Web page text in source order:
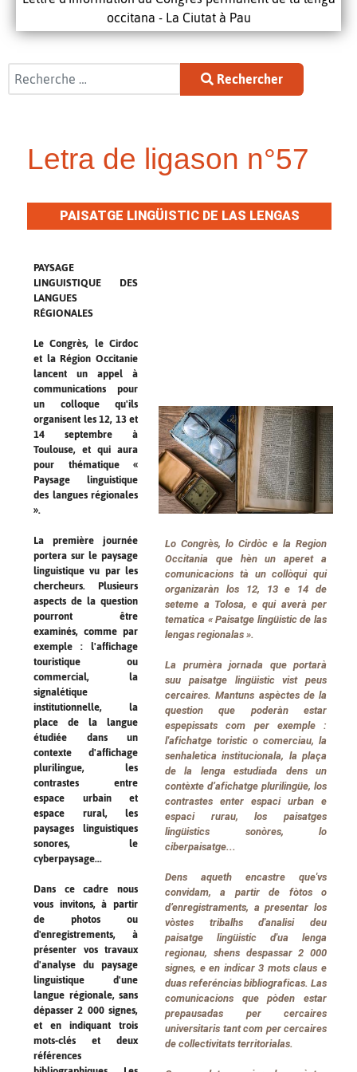
occitana - La Ciutat à Pau
Rechercher
Rechercher
Letra de ligason n°57
PAISATGE LINGÜISTIC DE LAS LENGAS
PAYSAGE
LINGUISTIQUE DES
LANGUES
RÉGIONALES
Le Congrès, le Cirdoc
et la Région Occitanie
lancent un appel à
communications pour
un colloque qu'ils
organisent les 12, 13 et
14 septembre à
Toulouse, et qui aura
pour thématique «
Paysage linguistique
des langues régionales
».
La première journée
portera sur le paysage
linguistique vu par les
chercheurs. Plusieurs
aspects de la question
pourront être
examinés, comme par
exemple : l'affichage
touristique ou
commercial, la
signalétique
institutionnelle, la
place de la langue
étudiée dans un
contexte d'affichage
plurilingue, les
contrastes entre
espace urbain et
espace rural, les
paysages linguistiques
sonores, le
cyberpaysage...
Dans ce cadre nous
vous invitons, à partir
de photos ou
d'enregistrements, à
présenter vos travaux
d'analyse du paysage
linguistique d'une
langue régionale, sans
dépasser 2 000 signes,
et en indiquant trois
mots-clés et deux
références
Lo Congrès, lo Cirdòc e la Region
Occitania que hèn un aperet a
comunicacions tà un collòqui qui
organizaràn los 12, 13 e 14 de
seteme a Tolosa, e qui averà per
tematica « Paisatge lingüistic de las
lengas regionalas ».
La prumèra jornada que portarà
suu paisatge lingüistic vist peus
cercaires. Mantuns aspèctes de la
question que poderàn estar
espepissats com per exemple :
l'afichatge toristic o comerciau, la
senhaletica institucionala, la plaça
de la lenga estudiada dens un
contèxte d’afichatge plurilingüe, los
contrastes enter espaci urban e
espaci rurau, los paisatges
lingüistics sonòres, lo
ciberpaisatge...
Dens aqueth encastre que'vs
convidam, a partir de fòtos o
d’enregistraments, a presentar los
vòstes tribalhs d'analisi deu
paisatge lingüistic d'ua lenga
regionau, shens despassar 2 000
signes, e en indicar 3 mots claus e
duas referéncias bibliograficas. Las
comunicacions que pòden estar
prepausadas per cercaires
universitaris tant com per cercaires
de collectivitats territorialas.